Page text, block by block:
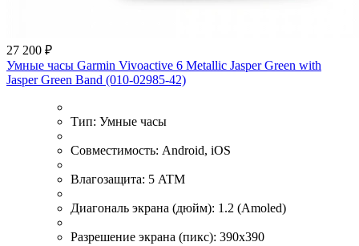
27 200 ₽
Умные часы Garmin Vivoactive 6 Metallic Jasper Green with
Jasper Green Band (010-02985-42)
Тип: Умные часы
Совместимость: Android, iOS
Влагозащита: 5 ATM
Диагональ экрана (дюйм): 1.2 (Amoled)
Разрешение экрана (пикс): 390x390